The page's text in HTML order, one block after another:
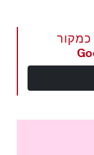
הגדר את The Portugal News כמקור